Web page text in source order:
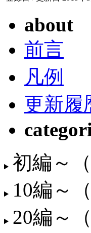
about
前言
凡例
更新履
初編～
10編～
20編～